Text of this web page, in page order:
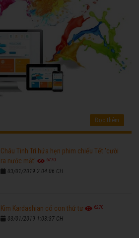
Đọc thêm
Châu Tinh Trì hứa hẹn phim chiếu Tết 'cười
ra nước mắt'
6770
03/01/2019 2:04:06 CH
Kim Kardashian có con thứ tư 6270
03/01/2019 1:03:37 CH